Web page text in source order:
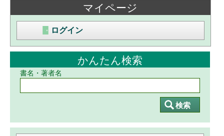
マイページ
ログイン
かんたん検索
書名・著者名